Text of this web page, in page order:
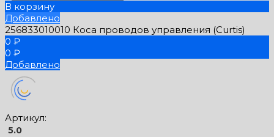
В корзину
Добавлено
256833010010 Коса проводов управления (Curtis)
0 ₽
0 ₽
Добавлено
Артикул:
5.0